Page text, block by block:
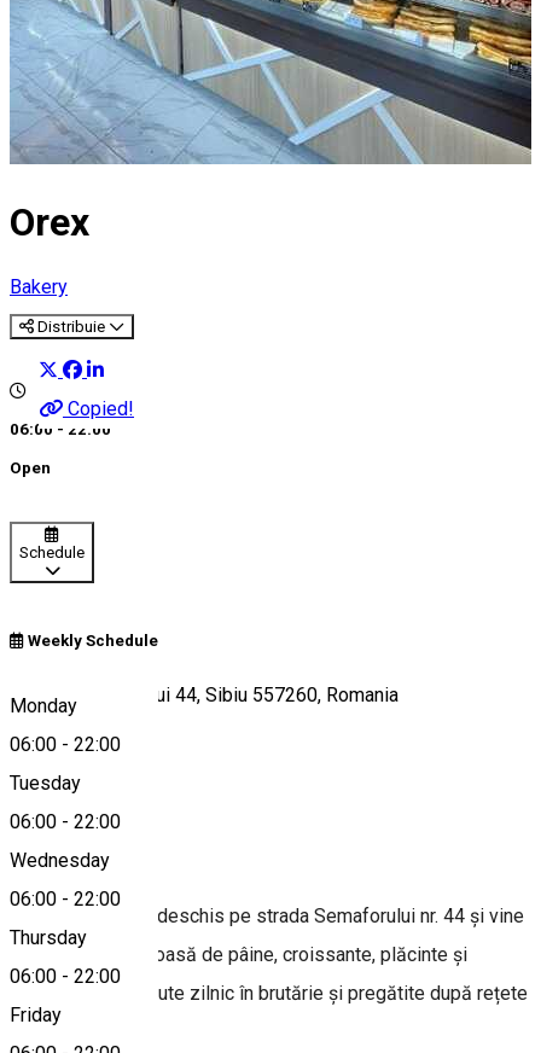
Orex
Bakery
Distribuie
Copied!
06:00 - 22:00
Open
Schedule
Weekly Schedule
Monday
06:00 - 22:00
Tuesday
06:00 - 22:00
Wednesday
06:00 - 22:00
Thursday
06:00 - 22:00
Friday
Strada Semaforului 44, Sibiu 557260, Romania
Map
About
Brutăria Orex s-a deschis pe strada Semaforului nr. 44 și vine
cu o ofertă generoasă de pâine, croissante, plăcinte și
foietaje, toate făcute zilnic în brutărie și pregătite după rețete
clasice.